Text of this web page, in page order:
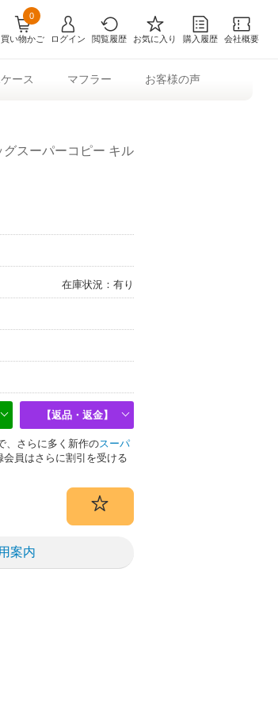
買い物かご
0
ログイン 閲覧履歴 お気に入り 購入履歴 会社概要
ース マフラー お客様の声
スーパーコピー キル
在庫状況：有り
【返品・返金】
、さらに多く新作のスーパ
員はさらに割引を受ける
案内